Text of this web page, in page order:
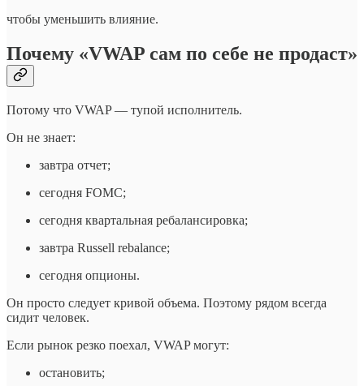
чтобы уменьшить влияние.
Почему «VWAP сам по себе не продаст»
Потому что VWAP — тупой исполнитель.
Он не знает:
завтра отчет;
сегодня FOMC;
сегодня квартальная ребалансировка;
завтра Russell rebalance;
сегодня опционы.
Он просто следует кривой объема. Поэтому рядом всегда
сидит человек.
Если рынок резко поехал, VWAP могут:
остановить;